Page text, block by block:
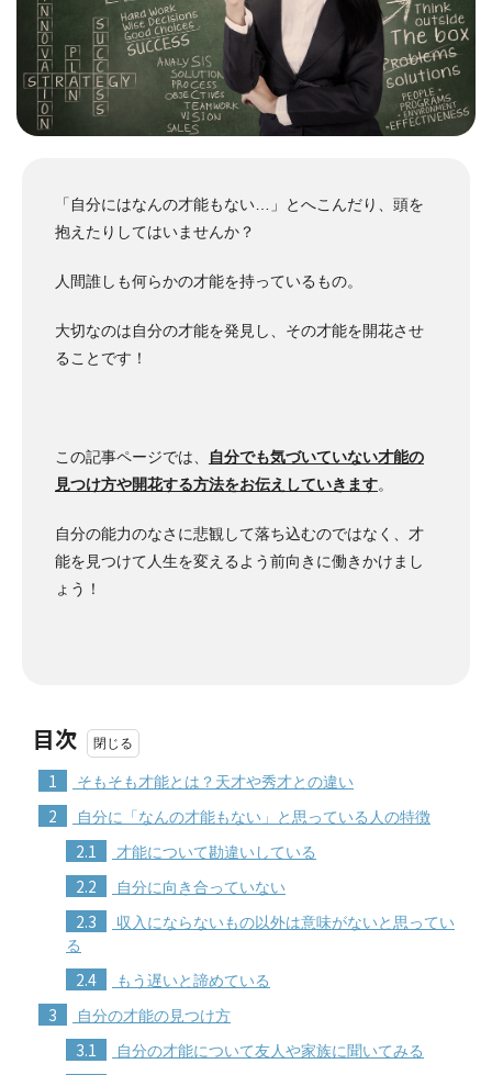
「自分にはなんの才能もない…」とへこんだり、頭を
抱えたりしてはいませんか？
人間誰しも何らかの才能を持っているもの。
大切なのは自分の才能を発見し、その才能を開花させ
ることです！
この記事ページでは、
自分でも気づいていない才能の
見つけ方や開花する方法をお伝えしていきます。
自分の能力のなさに悲観して落ち込むのではなく、才
能を見つけて人生を変えるよう前向きに働きかけまし
ょう！
目次
1 そもそも才能とは？天才や秀才との違い
2 自分に「なんの才能もない」と思っている人の特徴
2.1 才能について勘違いしている
2.2 自分に向き合っていない
2.3
収入にならないもの以外は意味がないと思ってい
る
2.4 もう遅いと諦めている
3 自分の才能の見つけ方
3.1 自分の才能について友人や家族に聞いてみる